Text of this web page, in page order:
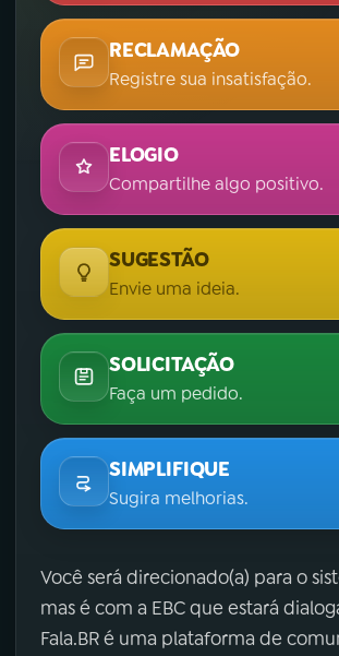
RECLAMAÇÃO
Registre sua insatisfação.
ELOGIO
Compartilhe algo positivo.
SUGESTÃO
Envie uma ideia.
SOLICITAÇÃO
Faça um pedido.
SIMPLIFIQUE
Sugira melhorias.
Você será direcionado(a) para o
mas é com a EBC que estará
Fala.BR é uma plataforma de